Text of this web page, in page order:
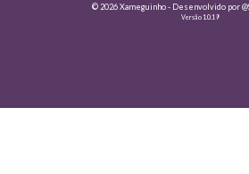
© 2026 Xameguinho - Desenvolvido por
Versão 1.0.19